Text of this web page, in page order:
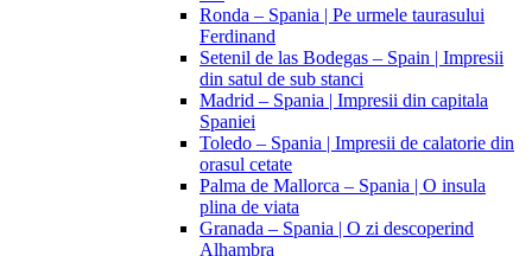
Ronda – Spania | Pe urmele taurasului
Ferdinand
Setenil de las Bodegas – Spain | Impresii
din satul de sub stanci
Madrid – Spania | Impresii din capitala
Spaniei
Toledo – Spania | Impresii de calatorie din
orasul cetate
Palma de Mallorca – Spania | O insula
plina de viata
Granada – Spania | O zi descoperind
Alhambra